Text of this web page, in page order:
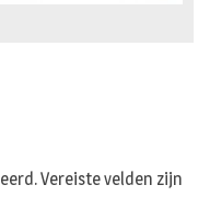
Vereiste velden zijn